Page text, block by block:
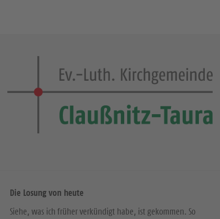
Die Losung von heute
Siehe, was ich früher verkündigt habe, ist gekommen. So